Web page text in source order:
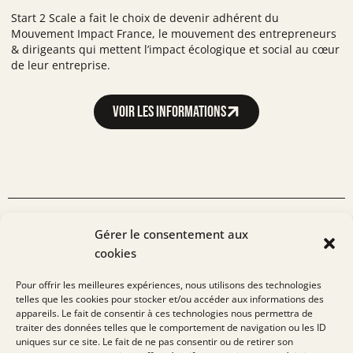
Gérer le consentement aux
cookies
Pour offrir les meilleures expériences, nous utilisons des technologies
telles que les cookies pour stocker et/ou accéder aux informations des
appareils. Le fait de consentir à ces technologies nous permettra de
traiter des données telles que le comportement de navigation ou les ID
uniques sur ce site. Le fait de ne pas consentir ou de retirer son
Start 2 Scale a fait le choix de devenir adhérent du
Mouvement Impact France, le mouvement des entrepreneurs
& dirigeants qui mettent l’impact écologique et social au cœur
de leur entreprise.
Voir les informations
L'EXPERTISE
Toujours curieux de découvrir de nouveaux projets et
d’adresser de nouveaux enjeux, nous serions ravis d’échanger
avec vous sur vos sujets de financement. N’hésitez pas à nous